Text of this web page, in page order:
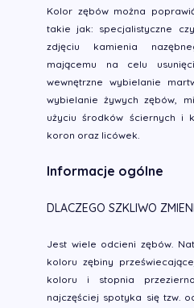
Kolor zębów można
takie jak: specjalistyczne
zdjęciu kamienia
mającemu na celu
wewnętrzne wybielanie
wybielanie żywych zębów,
użyciu środków ściernych i
koron oraz licówek.
Informacje ogólne
DLACZEGO SZKLIWO
Jest wiele odcieni zębów.
koloru zębiny
koloru i stopnia
najczęściej spotyka się tzw.